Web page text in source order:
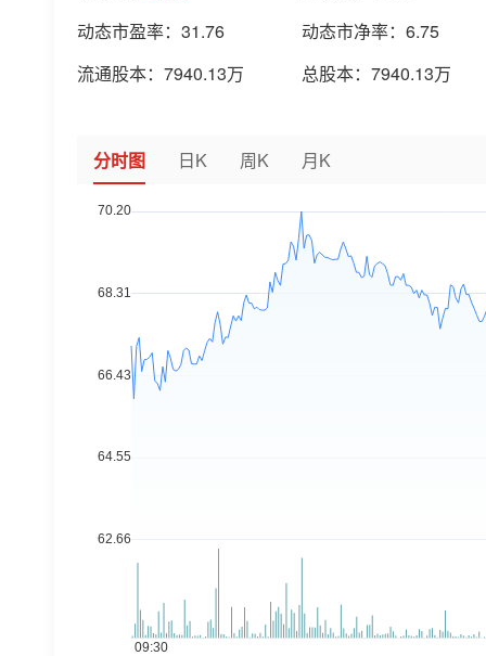
动态市盈率： 31.76 动态市净率： 6.75
流通股本： 7940.13万 总股本： 7940.13万
分时图 日K 周K 月K